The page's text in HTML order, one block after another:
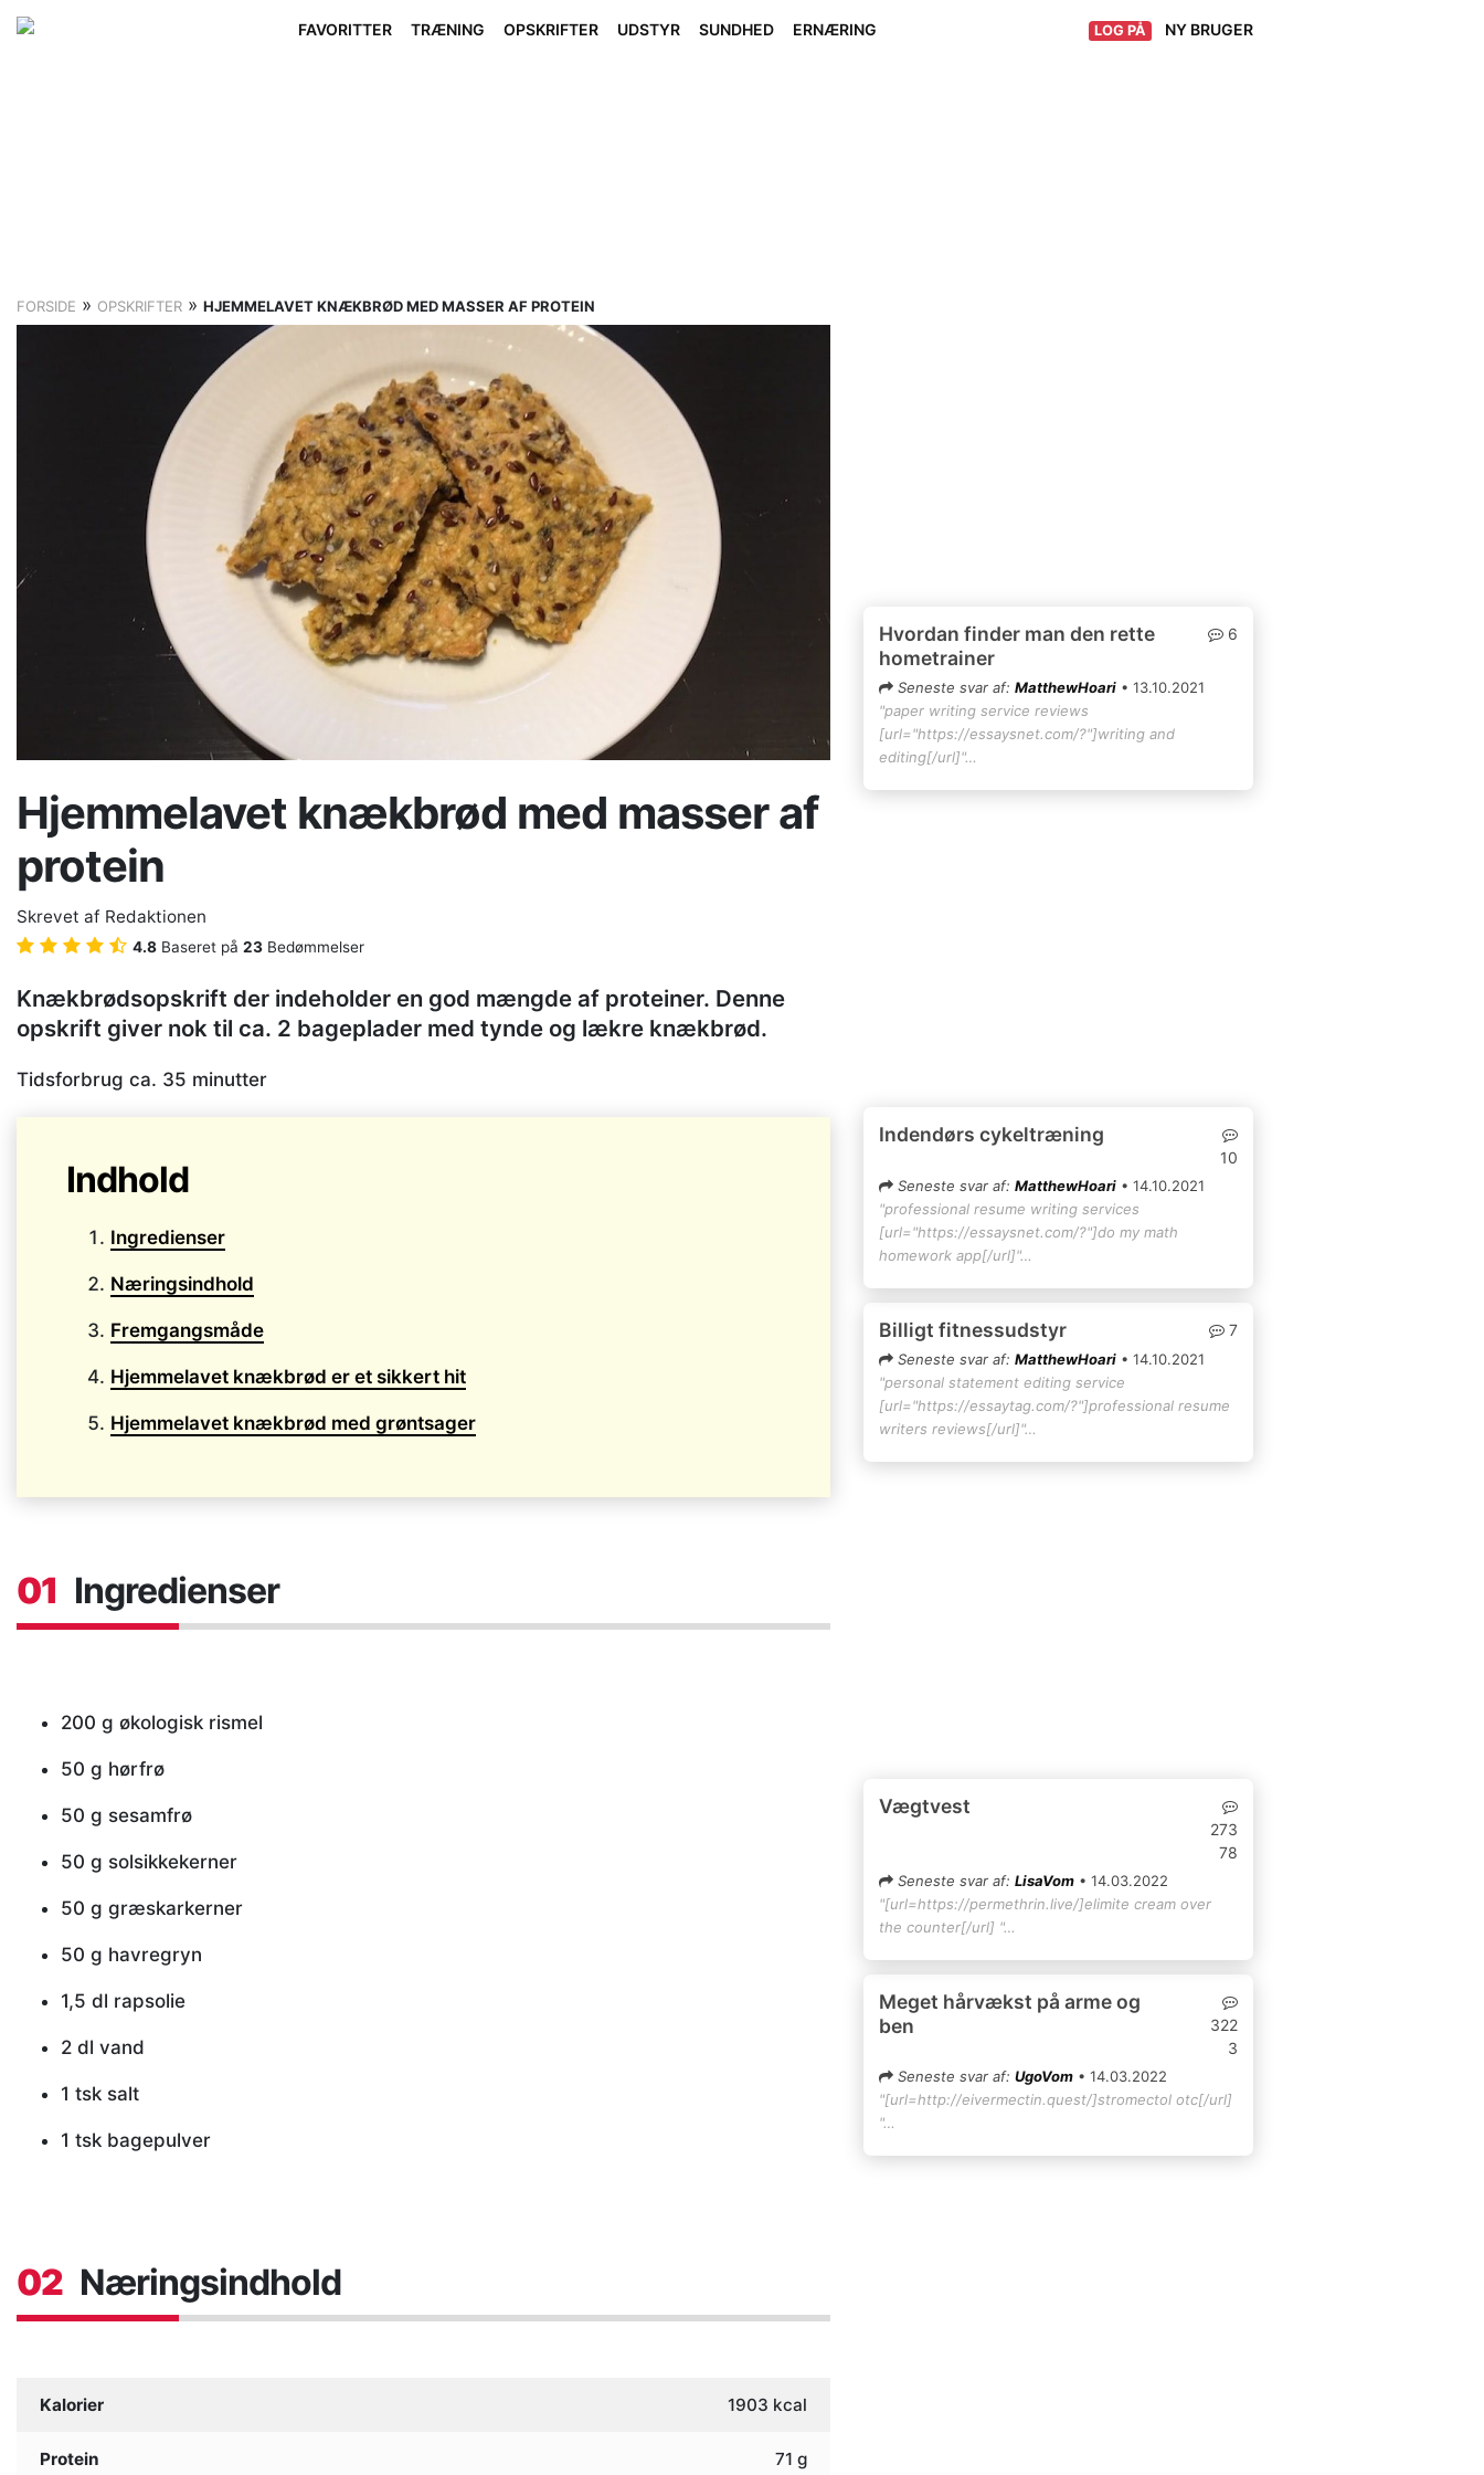
FORSIDE » OPSKRIFTER » HJEMMELAVET KNÆKBRØD MED MASSER AF PROTEIN
Hjemmelavet knækbrød med masser af
protein
Skrevet af Redaktionen
4.8 Baseret på 23 Bedømmelser
Knækbrødsopskrift der indeholder en god mængde af proteiner. Denne
opskrift giver nok til ca. 2 bageplader med tynde og lækre knækbrød.
Tidsforbrug ca. 35 minutter
Indhold
Ingredienser
Næringsindhold
Fremgangsmåde
Hjemmelavet knækbrød er et sikkert hit
Hjemmelavet knækbrød med grøntsager
01 Ingredienser
200 g økologisk rismel
50 g hørfrø
50 g sesamfrø
50 g solsikkekerner
50 g græskarkerner
50 g havregryn
1,5 dl rapsolie
2 dl vand
1 tsk salt
1 tsk bagepulver
02 Næringsindhold
Kalorier 1903 kcal
Protein 71 g
Hvordan finder man den rette
hometrainer
6
Seneste svar af: MatthewHoari• 13.10.2021
"paper writing service reviews
[url="https://essaysnet.com/?"]writing and
editing[/url]"…
Indendørs cykeltræning
10
Seneste svar af: MatthewHoari• 14.10.2021
"professional resume writing services
[url="https://essaysnet.com/?"]do my math
homework app[/url]"…
Billigt fitnessudstyr 7
Seneste svar af: MatthewHoari• 14.10.2021
"personal statement editing service
[url="https://essaytag.com/?"]professional resume
writers reviews[/url]"…
Vægtvest
273
78
Seneste svar af: LisaVom• 14.03.2022
"[url=https://permethrin.live/]elimite cream over
the counter[/url] "…
Meget hårvækst på arme og
ben
322
3
Seneste svar af: UgoVom• 14.03.2022
"[url=http://eivermectin.quest/]stromectol otc[/url]
"…
FAVORITTER TRÆNING OPSKRIFTER UDSTYR SUNDHED ERNÆRING NY BRUGER
LOG PÅ